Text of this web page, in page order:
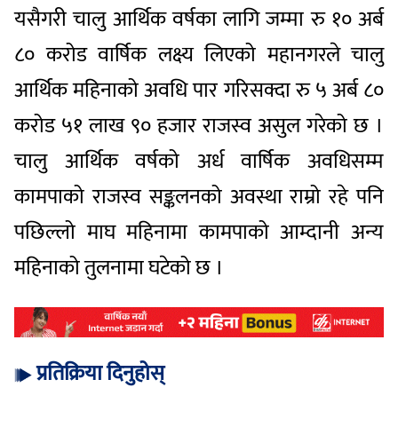
यसैगरी चालु आर्थिक वर्षका लागि जम्मा रु १० अर्ब
८० करोड वार्षिक लक्ष्य लिएको महानगरले चालु
आर्थिक महिनाको अवधि पार गरिसक्दा रु ५ अर्ब ८०
करोड ५१ लाख ९० हजार राजस्व असुल गरेको छ ।
चालु आर्थिक वर्षको अर्ध वार्षिक अवधिसम्म
कामपाको राजस्व सङ्कलनको अवस्था राम्रो रहे पनि
पछिल्लो माघ महिनामा कामपाको आम्दानी अन्य
महिनाको तुलनामा घटेको छ ।
प्रतिक्रिया दिनुहोस्